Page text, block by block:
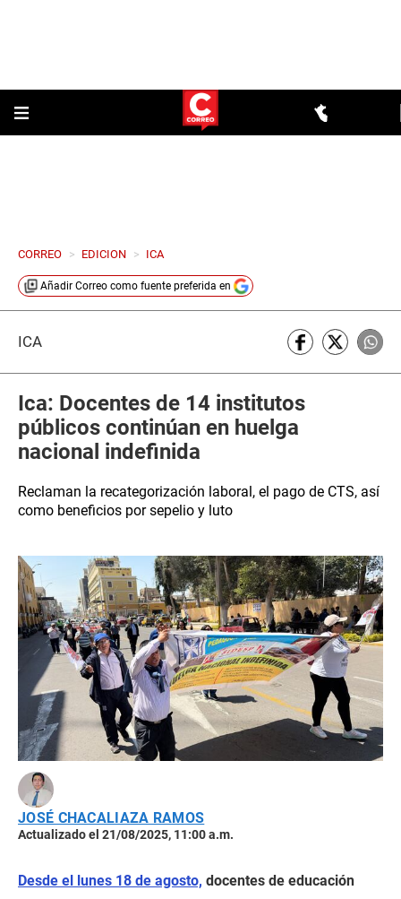
CORREO > EDICION > ICA
Añadir Correo como fuente preferida en
ICA
Ica: Docentes de 14 institutos
públicos continúan en huelga
nacional indefinida
Reclaman la recategorización laboral, el pago de CTS, así
como beneficios por sepelio y luto
JOSÉ CHACALIAZA RAMOS
Actualizado el 21/08/2025, 11:00 a.m.
Desde el lunes 18 de agosto, docentes de educación